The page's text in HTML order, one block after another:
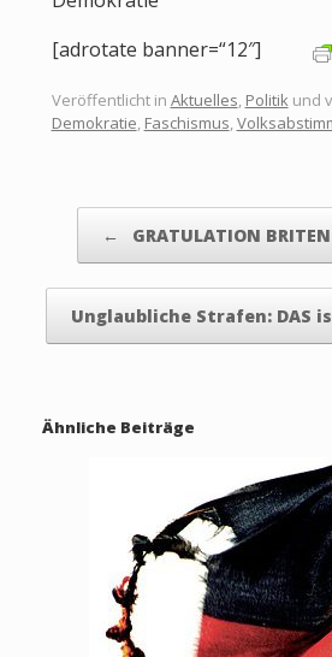
[adrotate banner=“12″]
Veröffentlicht in Aktuelles, Politikund
Demokratie, Faschismus,
← GRATULATION
Unglaubliche Strafen: DAS
Ähnliche Beiträge